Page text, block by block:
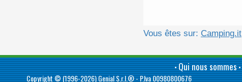
Vous êtes sur: Camping.it
•Qui nous sommes•
Copyright © (1996-2026)Genial S.r.l.®- P.Iva 00980800676